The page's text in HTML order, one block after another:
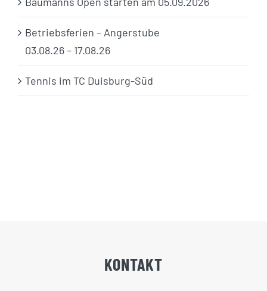
Betriebsferien – Angerstube
03.08.26 – 17.08.26
Tennis im TC Duisburg-Süd
KONTAKT